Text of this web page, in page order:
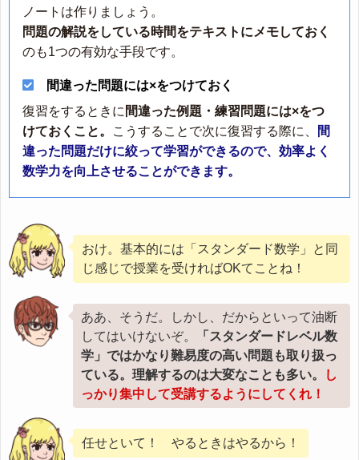
ノートは作りましょう。
問題の解説をしている時間をテキストにメモしておく
のも1つの有効な手段です。
間違った問題には×をつけておく
復習をするときに 間違った例題・練習問題には×をつ
けておくこと。
こうすることで次に復習する際に、
間
違った問題だけに絞って学習ができるので、効率よく
数学力を向上させることができます。
おけ。基本的には「スタンダード数学」と同
じ感じで授業を受ければOKてことね！
ああ、そうだ。しかし、だからといって油断
してはいけないぞ。
「スタンダードレベル数
学」ではかなり難易度の高い問題も取り扱っ
ている。理解するのは大変なことも多い。
し
っかり集中して受講するようにしてくれ！
任せといて！ やるときはやるから！